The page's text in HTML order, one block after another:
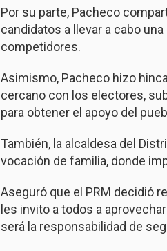
Por su parte, Pacheco
candidatos a llevar a cabo
competidores.
Asimismo, Pacheco hizo
cercano con los electores,
para obtener el apoyo del
También, la alcaldesa del
vocación de familia, donde
Aseguró que el PRM decidió
les invito a todos a
será la responsabilidad de